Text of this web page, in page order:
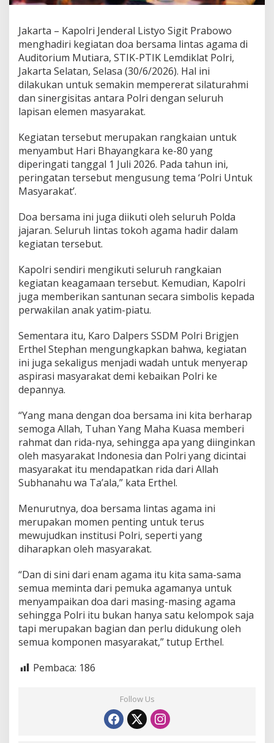
o
r
i
G
e
l
a
D
o
B
e
s
a
L
i
n
t
s
A
a
m
Jakarta – Kapolri Jenderal Listyo Sigit Prabowo
menghadiri kegiatan doa bersama lintas agama di
Auditorium Mutiara, STIK-PTIK Lemdiklat Polri,
Jakarta Selatan, Selasa (30/6/2026). Hal ini
dilakukan untuk semakin mempererat silaturahmi
dan sinergisitas antara Polri dengan seluruh
lapisan elemen masyarakat.
Kegiatan tersebut merupakan rangkaian untuk
menyambut Hari Bhayangkara ke-80 yang
diperingati tanggal 1 Juli 2026. Pada tahun ini,
peringatan tersebut mengusung tema ‘Polri Untuk
Masyarakat’.
Doa bersama ini juga diikuti oleh seluruh Polda
jajaran. Seluruh lintas tokoh agama hadir dalam
kegiatan tersebut.
Kapolri sendiri mengikuti seluruh rangkaian
kegiatan keagamaan tersebut. Kemudian, Kapolri
juga memberikan santunan secara simbolis kepada
perwakilan anak yatim-piatu.
Sementara itu, Karo Dalpers SSDM Polri Brigjen
Erthel Stephan mengungkapkan bahwa, kegiatan
ini juga sekaligus menjadi wadah untuk menyerap
aspirasi masyarakat demi kebaikan Polri ke
depannya.
“Yang mana dengan doa bersama ini kita berharap
semoga Allah, Tuhan Yang Maha Kuasa memberi
rahmat dan rida-nya, sehingga apa yang diinginkan
oleh masyarakat Indonesia dan Polri yang dicintai
masyarakat itu mendapatkan rida dari Allah
Subhanahu wa Ta’ala,” kata Erthel.
Menurutnya, doa bersama lintas agama ini
merupakan momen penting untuk terus
mewujudkan institusi Polri, seperti yang
diharapkan oleh masyarakat.
“Dan di sini dari enam agama itu kita sama-sama
semua meminta dari pemuka agamanya untuk
menyampaikan doa dari masing-masing agama
sehingga Polri itu bukan hanya satu kelompok saja
tapi merupakan bagian dan perlu didukung oleh
semua komponen masyarakat,” tutup Erthel.
Pembaca: 186
Follow Us